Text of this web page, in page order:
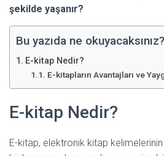
şekilde yaşanır?
Bu yazıda ne okuyacaksınız?
E-kitap Nedir?
E-kitapların Avantajları ve
E-kitap Nedir?
E-kitap, elektronik kitap kelimelerinin